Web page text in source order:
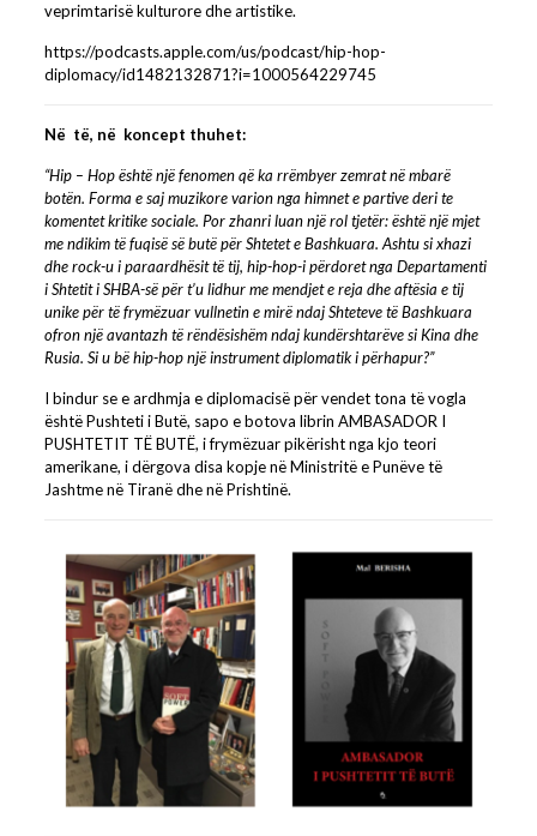
veprimtarisë kulturore dhe artistike.
https://podcasts.apple.com/us/podcast/hip-hop-
diplomacy/id1482132871?i=1000564229745
Në të, në koncept thuhet:
“Hip – Hop është një fenomen që ka rrëmbyer zemrat në mbarë
botën. Forma e saj muzikore varion nga himnet e partive deri te
komentet kritike sociale. Por zhanri luan një rol tjetër: është një mjet
me ndikim të fuqisë së butë për Shtetet e Bashkuara. Ashtu si xhazi
dhe rock-u i paraardhësit të tij, hip-hop-i përdoret nga Departamenti
i Shtetit i SHBA-së për t’u lidhur me mendjet e reja dhe aftësia e tij
unike për të frymëzuar vullnetin e mirë ndaj Shteteve të Bashkuara
ofron një avantazh të rëndësishëm ndaj kundërshtarëve si Kina dhe
Rusia. Si u bë hip-hop një instrument diplomatik i përhapur?”
I bindur se e ardhmja e diplomacisë për vendet tona të vogla
është Pushteti i Butë, sapo e botova librin AMBASADOR I
PUSHTETIT TË BUTË, i frymëzuar pikërisht nga kjo teori
amerikane, i dërgova disa kopje në Ministritë e Punëve të
Jashtme në Tiranë dhe në Prishtinë.